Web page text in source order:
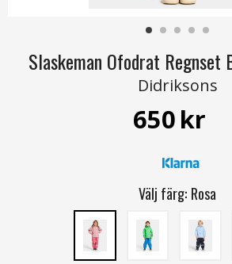
Slaskeman Ofodrat Regnset
Didriksons
650kr
Välj färg: Rosa